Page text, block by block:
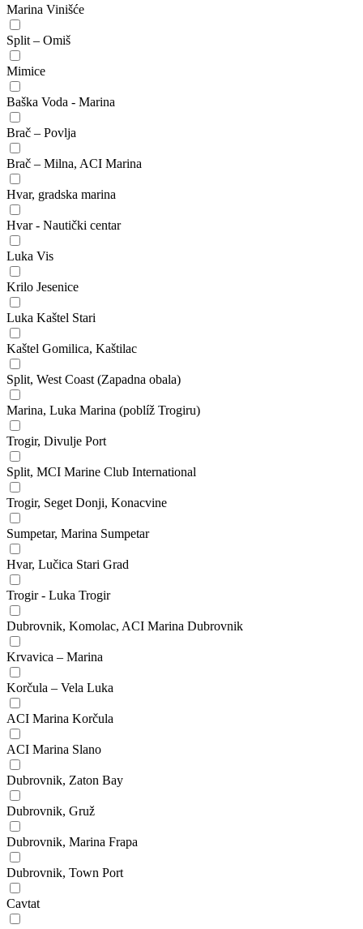
Marina Vinišće
Split – Omiš
Mimice
Baška Voda - Marina
Brač – Povlja
Brač – Milna, ACI Marina
Hvar, gradska marina
Hvar - Nautički centar
Luka Vis
Krilo Jesenice
Luka Kaštel Stari
Kaštel Gomilica, Kaštilac
Split, West Coast (Zapadna obala)
Marina, Luka Marina (poblíž Trogiru)
Trogir, Divulje Port
Split, MCI Marine Club International
Trogir, Seget Donji, Konacvine
Sumpetar, Marina Sumpetar
Hvar, Lučica Stari Grad
Trogir - Luka Trogir
Dubrovnik, Komolac, ACI Marina Dubrovnik
Krvavica – Marina
Korčula – Vela Luka
ACI Marina Korčula
ACI Marina Slano
Dubrovnik, Zaton Bay
Dubrovnik, Gruž
Dubrovnik, Marina Frapa
Dubrovnik, Town Port
Cavtat